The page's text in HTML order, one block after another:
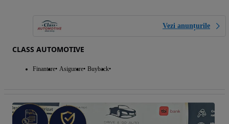
Vezi anunțurile
CLASS AUTOMOTIVE
Finantare Asigurare Buyback